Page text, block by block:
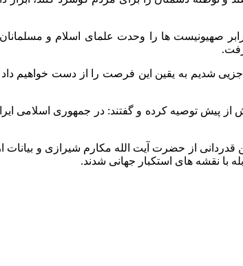
صهیونیست ها را وحدت علمای اسلام و
جزیی شدیم به یقین این فرصت را از دست خواهیم
پیش توصیه کرده و گفتند: در جمهوری اسلامی
از حضرت آیت الله مکارم شیرازی و بیانات
با نقشه های استکبار جهانی شدند.